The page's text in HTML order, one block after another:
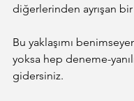
diğerlerinden ayrışan
Bu yaklaşımı
yoksa hep deneme-
gidersiniz.